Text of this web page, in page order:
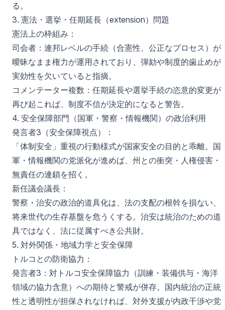
る。
3. 憲法・選挙・任期延長（extension）問題
憲法上の枠組み：
司会者：連邦レベルの手続（合憲性、公正なプロセス）が
曖昧なまま権力が運用されており、弾劾や制度的歯止めが
実効性を欠いていると指摘。
コメンテーター複数：任期延長や選挙手続の恣意的変更が
再び起これば、制度不信が決定的になると警告。
4. 安全保障部門（国軍・警察・情報機関）の政治利用
発言者3（安全保障視点）：
「体制安全」重視の行動様式が国家安全の目的と乖離。国
軍・情報機関の党派化が進めば、州との衝突・人権侵害・
無責任の連鎖を招く。
新任議会議長：
警察・治安の政治的道具化は、法の支配の根幹を損ない、
将来世代の生存基盤を危うくする。治安は統治のための道
具ではなく、法に従属すべき公共財。
5. 対外関係・地域力学と安全保障
トルコとの防衛協力：
発言者3：対トルコ安全保障協力（訓練・装備供与・海洋
領域の協力含意）への期待と警戒が併存。国内統治の正統
性と透明性が担保されなければ、対外支援が内政干渉や党